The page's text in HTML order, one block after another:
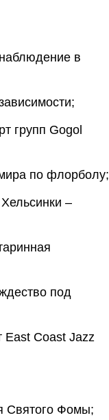
в
групп Gogol
по флорболу;
–
под
East Coast Jazz
Святого Фомы;